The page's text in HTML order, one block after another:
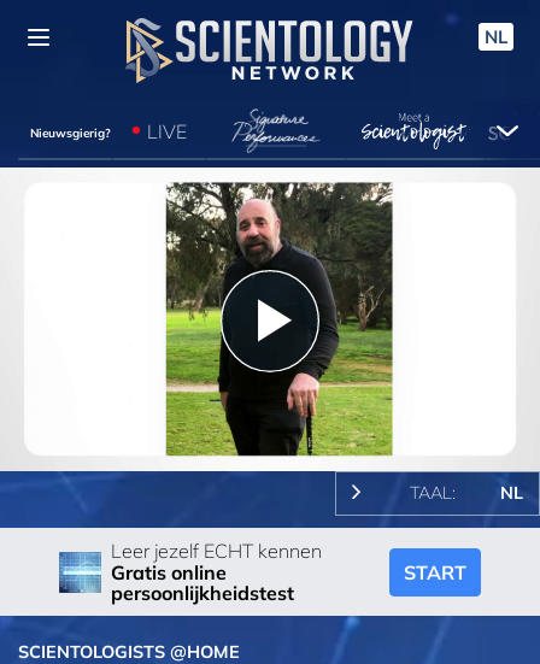
NL
Nieuwsgierig? LIVE
Play
Video
TAAL: NL
Leer jezelf ECHT kennen
Gratis online
persoonlijkheidstest
START
SCIENTOLOGISTS @HOME